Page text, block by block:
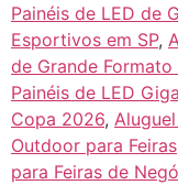
Painéis de LED de
Esportivos em SP,
de Grande Formato
Painéis de LED
Copa 2026,
Outdoor para Feiras
para Feiras de